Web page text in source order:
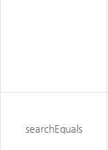
searchEquals